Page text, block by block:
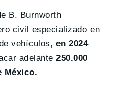
B. Burnworth
civil especializado en
vehículos, en 2024
adelante250.000
México.